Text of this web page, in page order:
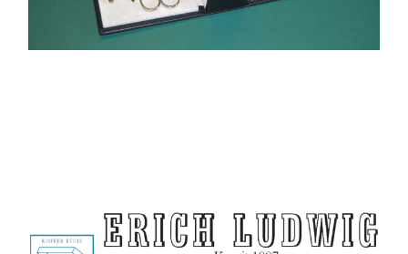
Wohn-Interior